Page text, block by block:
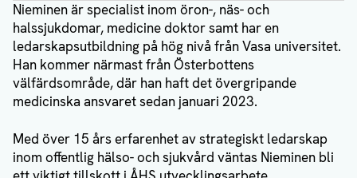
Nieminen är specialist inom öron-, näs- och
halssjukdomar, medicine doktor samt har en
ledarskapsutbildning på hög nivå från Vasa universitet.
Han kommer närmast från Österbottens
välfärdsområde, där han haft det övergripande
medicinska ansvaret sedan januari 2023.
Med över 15 års erfarenhet av strategiskt ledarskap
inom offentlig hälso- och sjukvård väntas Nieminen bli